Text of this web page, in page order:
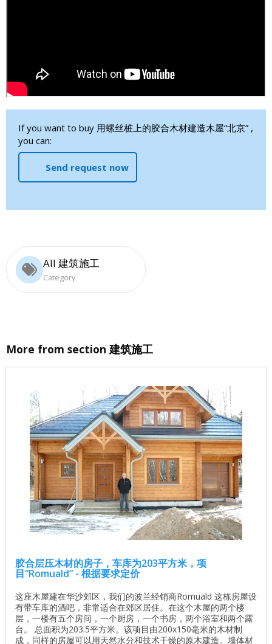
If you want to buy 用螺丝桩上的胶合木材建造木屋“北京” ,
you can:
Send request now
All 建筑施工
Category
More from section 建筑施工
胶合层压木材的房子，车库为203平方米，项
目“Romuald” - 根据要求定价
这座木屋建在华沙郊区，我们的波兰经销商Romuald 这栋房屋设
有带车库的酒吧，非常适合在郊区居住。在这个木屋的两个楼
层，一楼有五个房间，一个厨房，一个书房，两个浴室和两个露
台。 总面积为203.5平方米。该项目由200x150毫米的木材制
成，同样的房屋可以用天然水分和技术干燥的原木建造。墙体材